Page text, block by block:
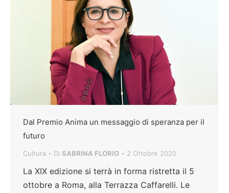
Dal Premio Anima un messaggio di speranza per il
futuro
Cultura Di SABRINA FLORIO 2 Ottobre 2020
La XIX edizione si terrà in forma ristretta il 5
ottobre a Roma, alla Terrazza Caffarelli. Le